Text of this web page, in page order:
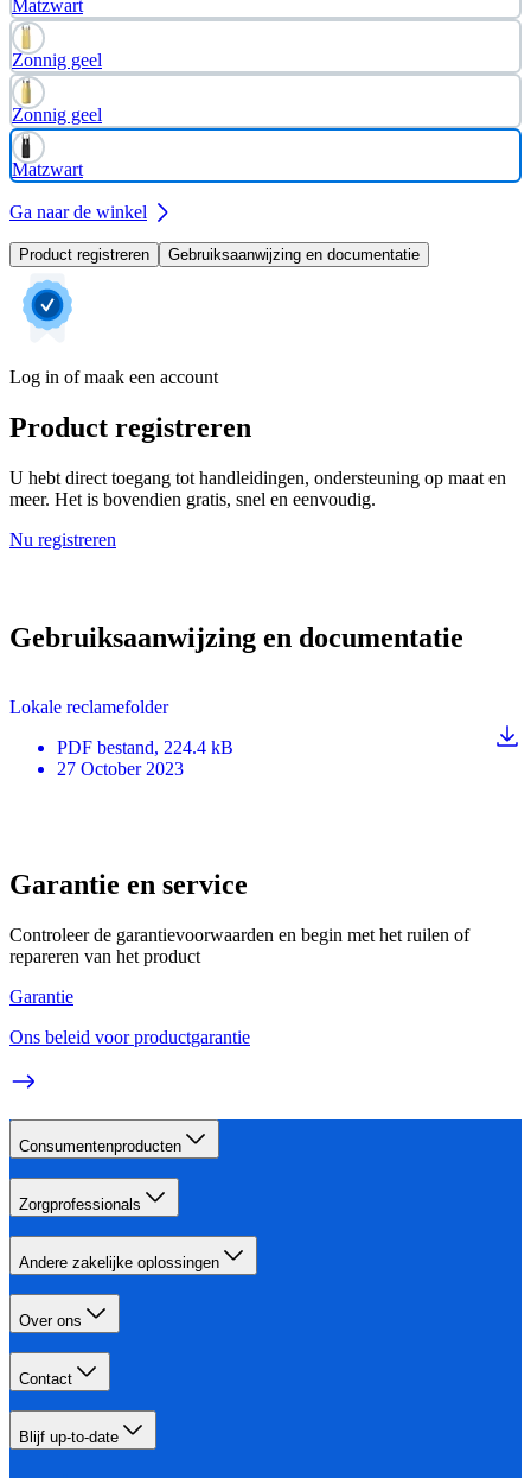
Matzwart
Zonnig geel
Zonnig geel
Matzwart
Ga naar de winkel
Product registreren Gebruiksaanwijzing en documentatie
Log in of maak een account
Product registreren
U hebt direct toegang tot handleidingen, ondersteuning op maat en
meer. Het is bovendien gratis, snel en eenvoudig.
Nu registreren
Gebruiksaanwijzing en documentatie
Lokale reclamefolder
PDF bestand, 224.4 kB
27 October 2023
Garantie en service
Controleer de garantievoorwaarden en begin met het ruilen of
repareren van het product
Garantie
Ons beleid voor productgarantie
Consumentenproducten
Zorgprofessionals
Andere zakelijke oplossingen
Over ons
Contact
Blijf up-to-date